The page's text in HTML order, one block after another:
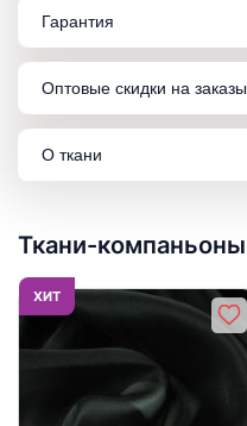
Гарантия
Оптовые скидки на заказы
О ткани
Ткани-компаньоны
ХИТ